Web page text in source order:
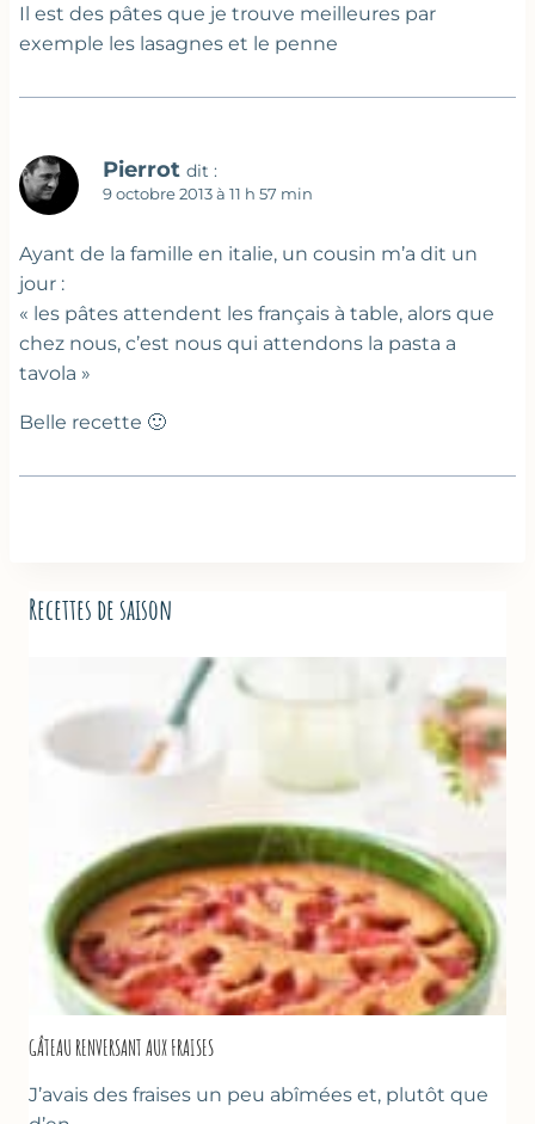
Il est des pâtes que je trouve meilleures par
exemple les lasagnes et le penne
Pierrot dit :
9 octobre 2013 à 11 h 57 min
Ayant de la famille en italie, un cousin m’a dit un
jour :
« les pâtes attendent les français à table, alors que
chez nous, c’est nous qui attendons la pasta a
tavola »
Belle recette 🙂
Recettes de saison
GÂTEAU RENVERSANT AUX FRAISES
J’avais des fraises un peu abîmées et, plutôt que